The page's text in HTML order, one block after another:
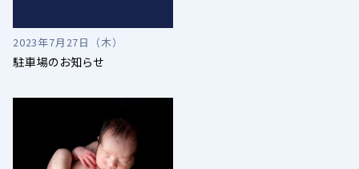
2023年7月27日（木）
駐車場のお知らせ